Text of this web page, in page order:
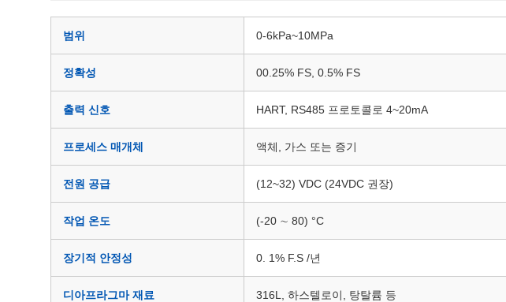
범위 0-6kPa~10MPa
정확성 00.25% FS, 0.5% FS
출력 신호 HART, RS485 프로토콜로 4~20mA
프로세스 매개체 액체, 가스 또는 증기
전원 공급 (12~32) VDC (24VDC 권장)
작업 온도 (-20 ∼ 80) °C
장기적 안정성 0. 1% F.S /년
디아프라그마 재료 316L, 하스텔로이, 탕탈륨 등